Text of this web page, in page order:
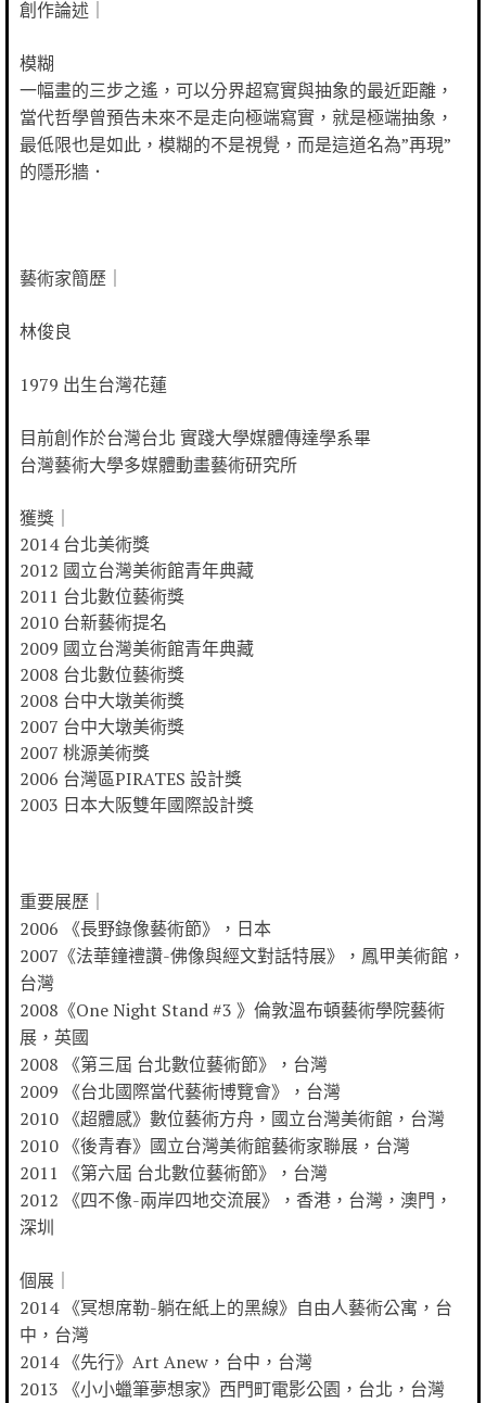
創作論述｜
模糊
一幅畫的三步之遙，可以分界超寫實與抽象的最近距離，
當代哲學曾預告未來不是走向極端寫實，就是極端抽象，
最低限也是如此，模糊的不是視覺，而是這道名為”再現”
的隱形牆．
藝術家簡歷｜
林俊良
1979 出生台灣花蓮
目前創作於台灣台北 實踐大學媒體傳達學系畢
台灣藝術大學多媒體動畫藝術研究所
獲獎｜
2014 台北美術獎
2012 國立台灣美術館青年典藏
2011 台北數位藝術獎
2010 台新藝術提名
2009 國立台灣美術館青年典藏
2008 台北數位藝術獎
2008 台中大墩美術獎
2007 台中大墩美術獎
2007 桃源美術獎
2006 台灣區PIRATES 設計獎
2003 日本大阪雙年國際設計獎
重要展歷｜
2006 《長野錄像藝術節》，日本
2007《法華鐘禮讚-佛像與經文對話特展》，鳳甲美術館，
台灣
2008《One Night Stand #3 》倫敦溫布頓藝術學院藝術
展，英國
2008 《第三屆 台北數位藝術節》，台灣
2009 《台北國際當代藝術博覽會》，台灣
2010 《超體感》數位藝術方舟，國立台灣美術館，台灣
2010 《後青春》國立台灣美術館藝術家聯展，台灣
2011 《第六屆 台北數位藝術節》，台灣
2012 《四不像-兩岸四地交流展》，香港，台灣，澳門，
深圳
個展｜
2014 《冥想席勒-躺在紙上的黑線》自由人藝術公寓，台
中，台灣
2014 《先行》Art Anew，台中，台灣
2013 《小小蠟筆夢想家》西門町電影公園，台北，台灣